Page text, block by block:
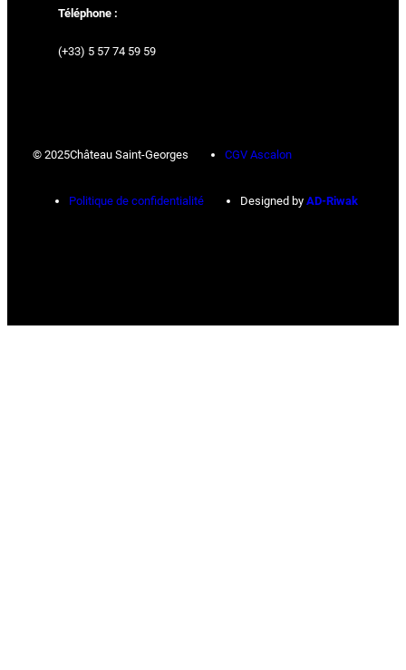
Téléphone :
(+33) 5 57 74 59 59
© 2025Château Saint-Georges CGV Ascalon
Politique de confidentialité Designed by AD-Riwak